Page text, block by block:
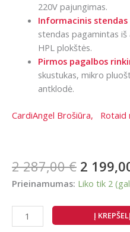
220V pajungimas.
Informacinis stendas
stendas pagamintas
HPL plokštės.
Pirmos pagalbos
skustukas, mikro
antklodė.
CardiAngel Brošiūra, Rotaid
2 287,00€ Original
price
2
287,00
2
Prieinamumas: Liko tik 2
produkto
kiekis:
Į KREPŠELĮ